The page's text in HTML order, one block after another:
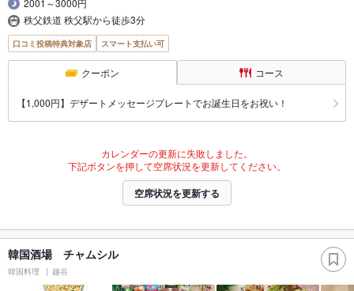
2001～3000円
秩父鉄道 秩父駅から徒歩3分
口コミ投稿特典対象店 スマート支払い可
クーポン コース
【1,000円】デザートメッセージプレートでお誕生日をお祝い！
カレンダーの更新に失敗しました。
下記ボタンを押して空席状況を更新してください。
空席状況を更新する
韓国酒場 チャムシル
韓国料理 越谷